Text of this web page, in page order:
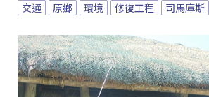
交通 原鄉 環境 修復工程 司馬庫斯